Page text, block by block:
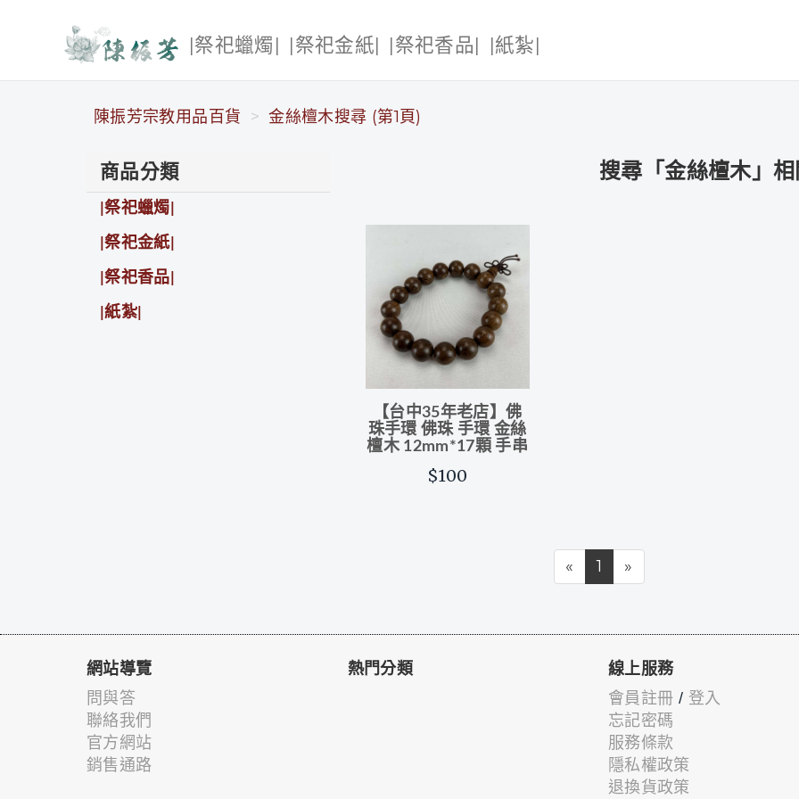
陳振芳宗教用品百貨
|祭祀蠟燭| |祭祀金紙| |祭祀香品| |紙紮|
陳振芳宗教用品百貨 金絲檀木搜尋 (第1頁)
商品分類
|祭祀蠟燭|
|祭祀金紙|
|祭祀香品|
|紙紮|
搜尋「金絲檀木」
【台中35年老店】佛
珠手環 佛珠 手環 金絲
檀木 12mm*17顆 手串
$100
« 1 »
網站導覽
問與答
聯絡我們
官方網站
銷售通路
熱門分類 線上服務
會員註冊 / 登入
忘記密碼
服務條款
隱私權政策
退換貨政策